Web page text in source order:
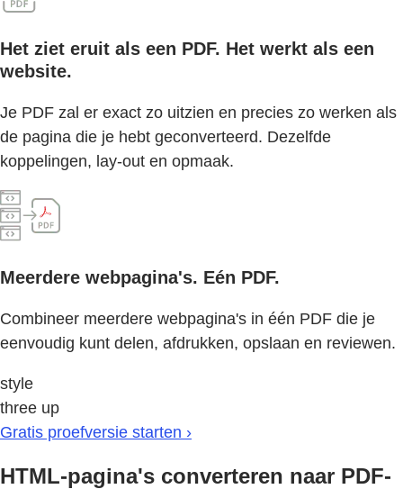
Het ziet eruit als een PDF. Het werkt als een
website.
Je PDF zal er exact zo uitzien en precies zo werken als
de pagina die je hebt geconverteerd. Dezelfde
koppelingen, lay-out en opmaak.
Meerdere webpagina's. Eén PDF.
Combineer meerdere webpagina's in één PDF die je
eenvoudig kunt delen, afdrukken, opslaan en reviewen.
style
three up
Gratis proefversie starten ›
HTML-pagina's converteren naar PDF-